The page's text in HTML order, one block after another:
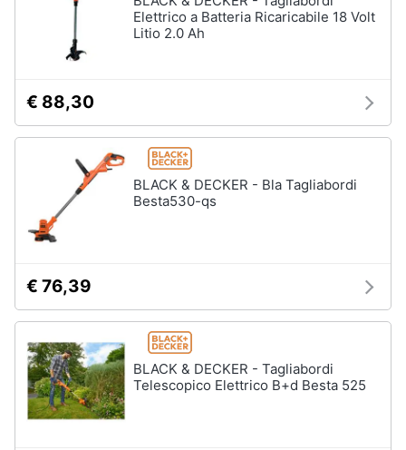
Elettrico a Batteria Ricaricabile 18 Volt
Litio 2.0 Ah
€ 88,30
BLACK & DECKER - Bla Tagliabordi
Besta530-qs
€ 76,39
BLACK & DECKER - Tagliabordi
Telescopico Elettrico B+d Besta 525